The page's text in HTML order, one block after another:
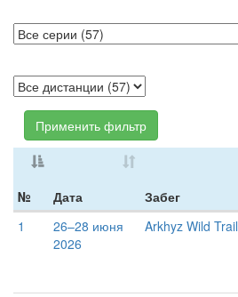
Применить фильтр
№ Дата Забег
1
26–28 июня
2026
Arkhyz Wild Trail